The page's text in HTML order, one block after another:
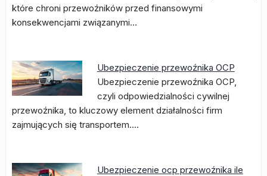
które chroni przewoźników przed finansowymi
konsekwencjami związanymi…
Ubezpieczenie przewoźnika OCP
Ubezpieczenie przewoźnika OCP,
czyli odpowiedzialności cywilnej
przewoźnika, to kluczowy element działalności firm
zajmujących się transportem.…
Ubezpieczenie ocp przewoźnika ile